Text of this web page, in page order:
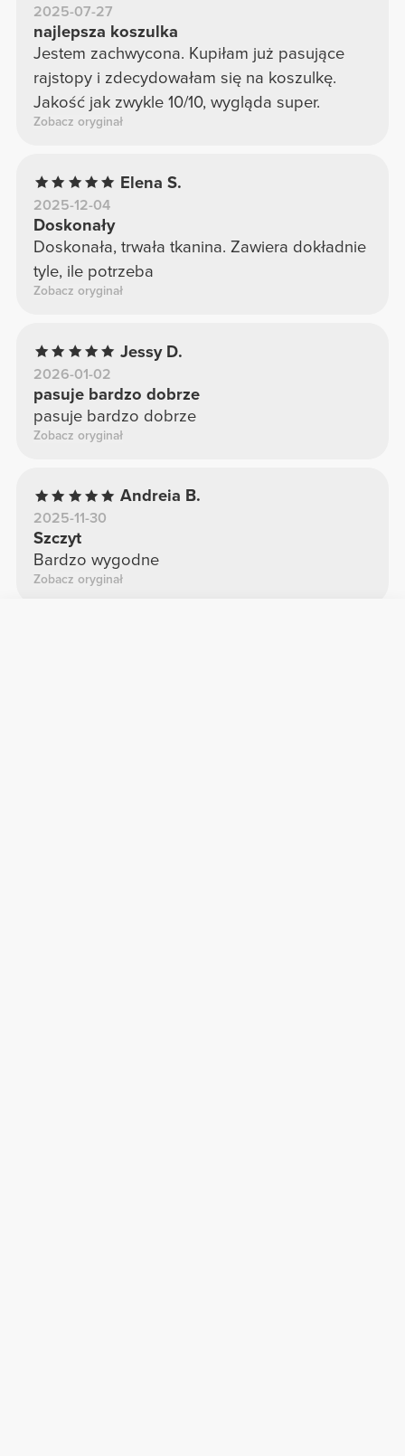
2025-07-27
najlepsza koszulka
Jestem zachwycona. Kupiłam już pasujące
rajstopy i zdecydowałam się na koszulkę.
Jakość jak zwykle 10/10, wygląda super.
Zobacz oryginał
Elena S.
2025-12-04
Doskonały
Doskonała, trwała tkanina. Zawiera dokładnie
tyle, ile potrzeba
Zobacz oryginał
Jessy D.
2026-01-02
pasuje bardzo dobrze
pasuje bardzo dobrze
Zobacz oryginał
Andreia B.
2025-11-30
Szczyt
Bardzo wygodne
Zobacz oryginał